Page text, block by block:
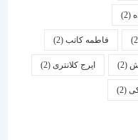
فاطمه کاتب(2)
ایرج کلانتری (2)